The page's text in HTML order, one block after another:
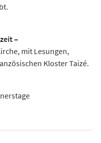
–
mit Lesungen,
Kloster Taizé.